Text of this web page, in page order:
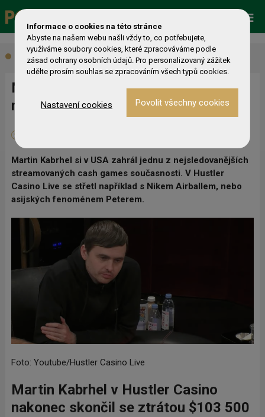
Aktuálně
Martin Kabrhel prohrál v HCL přes 2
miliony, ale chce hrát znovu!
Martin Kabrhel si v USA zahrál jednu z nejsledovanějších
streamovaných cash games současnosti. V Hustler
Casino Live se střetl například s Nikem Airballem, nebo
asijských fenoménem Peterem.
Foto: Youtube/Hustler Casino Live
Martin Kabrhel v Hustler Casino
nakonec skončil se ztrátou $103 500
Informace o cookies na této stránce
Abyste na našem webu našli vždy to, co potřebujete,
využíváme soubory cookies, které zpracováváme podle
zásad ochrany osobních údajů. Pro personalizovaný zážitek
udělte prosím souhlas se zpracováním všech typů cookies.
Nastavení cookies